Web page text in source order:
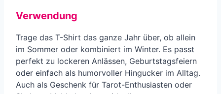
Verwendung
Trage das T-Shirt das ganze Jahr über, ob allein
im Sommer oder kombiniert im Winter. Es passt
perfekt zu lockeren Anlässen, Geburtstagsfeiern
oder einfach als humorvoller Hingucker im Alltag.
Auch als Geschenk für Tarot-Enthusiasten oder